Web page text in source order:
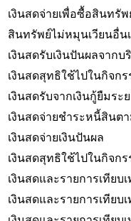
เงินสดจ่ายเพื่อซื้อสินทรั
สินทรัพย์ไม่หมุนเวียนอื่น
เงินสดรับเงินปันผลจากบ
เงินสดสุทธิใช้ไปในกิจก
เงินสดรับจากเงินกู้ยืมร
เงินสดจ่ายชำระหนี้สินต
เงินสดจ่ายเงินปันผล
เงินสดสุทธิใช้ไปในกิจกร
เงินสดและรายการเทียบ
เงินสดและรายการเทียบ